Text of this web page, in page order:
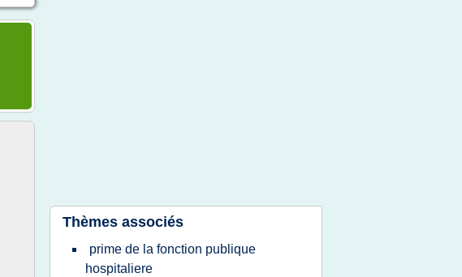
Thèmes associés
prime de la fonction publique
hospitaliere